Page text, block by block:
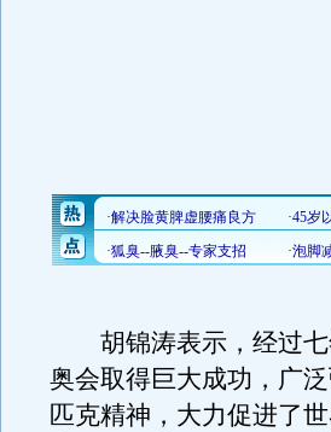
胡锦涛表示，经过七
奥会取得巨大成功，广
匹克精神，大力促进了